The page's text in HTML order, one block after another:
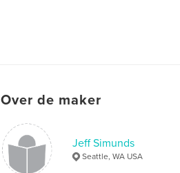
Over de maker
Jeff Simunds
Seattle, WA USA